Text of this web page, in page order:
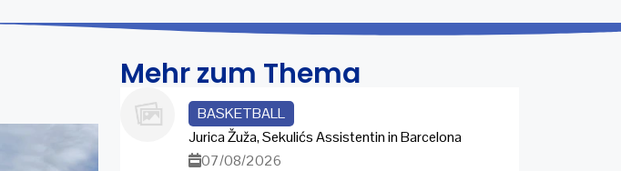
Mehr zum Thema
BASKETBALL
Jurica Žuža, Sekulićs Assistentin in Barcelona
07/08/2026